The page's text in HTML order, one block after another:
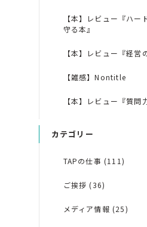
【本】レビュー『ハ
守る本』
【本】レビュー『経営
【雑感】Nontitle
【本】レビュー『質問
カテゴリー
TAPの仕事 (111)
ご挨拶 (36)
メディア情報 (25)